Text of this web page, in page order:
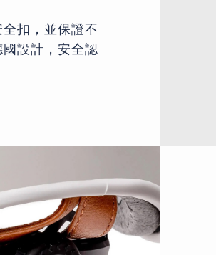
扣，並保證不
設計，安全認